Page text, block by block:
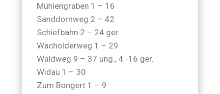
Mühlengraben 1 – 16
Sanddornweg 2 – 42
Schiefbahn 2 – 24 ger.
Wacholderweg 1 – 29
Waldweg 9 – 37 ung., 4 -16 ger.
Widau 1 – 30
Zum Bongert 1 – 9